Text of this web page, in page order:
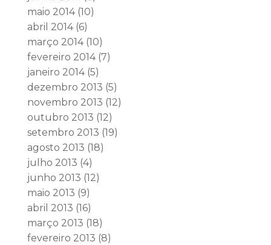
maio 2014(10)
abril 2014(6)
março 2014(10)
fevereiro 2014(7)
janeiro 2014(5)
dezembro 2013 (5)
novembro 2013 (12)
outubro 2013 (12)
setembro 2013 (19)
agosto 2013 (18)
julho 2013 (4)
junho 2013 (12)
maio 2013 (9)
abril 2013 (16)
março 2013 (18)
fevereiro 2013 (8)